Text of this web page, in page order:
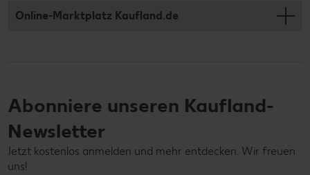
Online-Marktplatz Kaufland.de
Abonniere unseren Kaufland-
Newsletter
Jetzt kostenlos anmelden und mehr entdecken. Wir freuen
uns!